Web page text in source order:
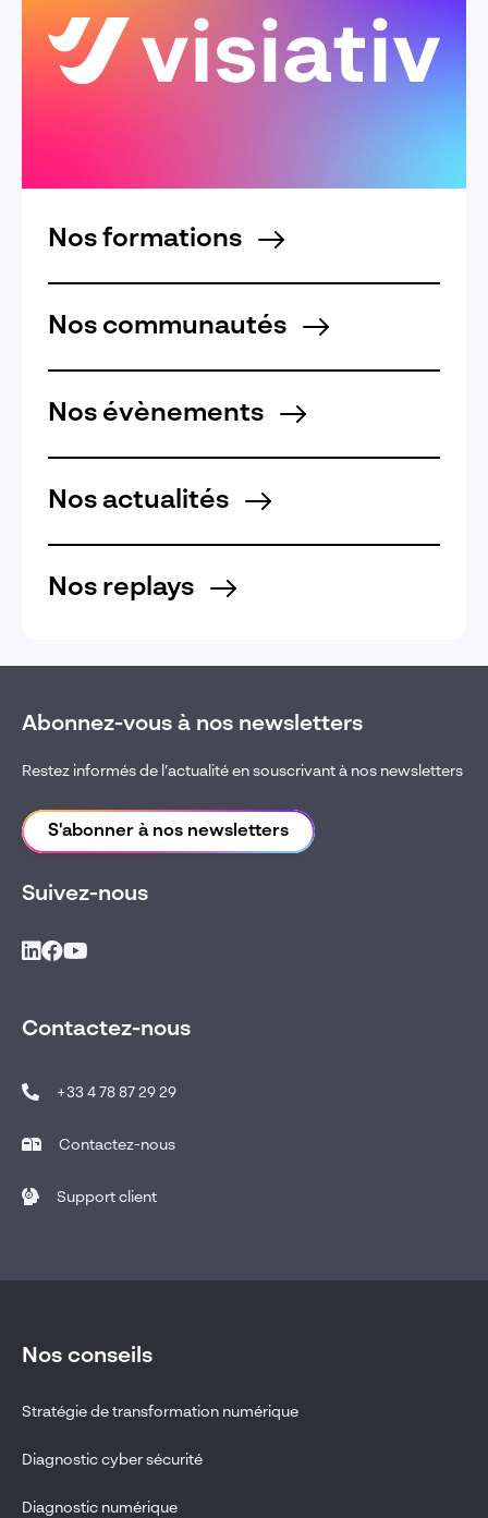
Nos formations
Nos communautés
Nos évènements
Nos actualités
Nos replays
Abonnez-vous à nos newsletters
Restez informés de l’actualité en souscrivant à nos newsletters
S'abonner à nos newsletters
Suivez-nous
Contactez-nous
+33 4 78 87 29 29
Contactez-nous
Support client
Nos conseils
Stratégie de transformation numérique
Diagnostic cyber sécurité
Diagnostic numérique